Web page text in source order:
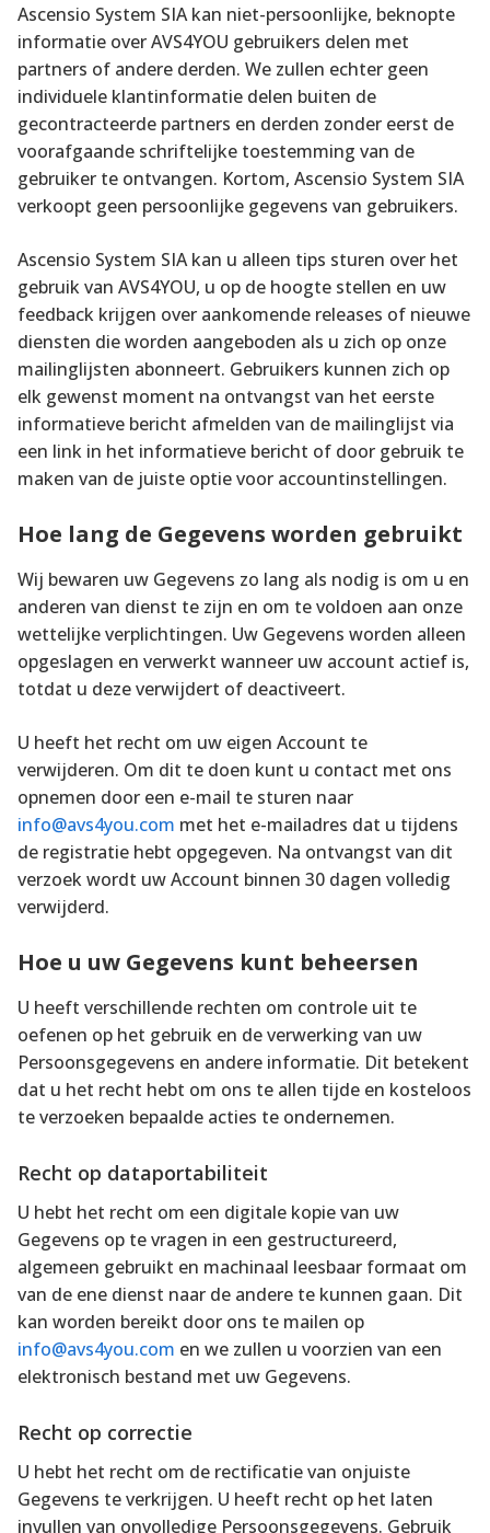
Ascensio System SIA kan niet-persoonlijke, beknopte
informatie over AVS4YOU gebruikers delen met
partners of andere derden. We zullen echter geen
individuele klantinformatie delen buiten de
gecontracteerde partners en derden zonder eerst de
voorafgaande schriftelijke toestemming van de
gebruiker te ontvangen. Kortom, Ascensio System SIA
verkoopt geen persoonlijke gegevens van gebruikers.
Ascensio System SIA kan u alleen tips sturen over het
gebruik van AVS4YOU, u op de hoogte stellen en uw
feedback krijgen over aankomende releases of nieuwe
diensten die worden aangeboden als u zich op onze
mailinglijsten abonneert. Gebruikers kunnen zich op
elk gewenst moment na ontvangst van het eerste
informatieve bericht afmelden van de mailinglijst via
een link in het informatieve bericht of door gebruik te
maken van de juiste optie voor accountinstellingen.
Hoe lang de Gegevens worden gebruikt
Wij bewaren uw Gegevens zo lang als nodig is om u en
anderen van dienst te zijn en om te voldoen aan onze
wettelijke verplichtingen. Uw Gegevens worden alleen
opgeslagen en verwerkt wanneer uw account actief is,
totdat u deze verwijdert of deactiveert.
U heeft het recht om uw eigen Account te
verwijderen. Om dit te doen kunt u contact met ons
opnemen door een e-mail te sturen naar
info@avs4you.com met het e-mailadres dat u tijdens
de registratie hebt opgegeven. Na ontvangst van dit
verzoek wordt uw Account binnen 30 dagen volledig
verwijderd.
Hoe u uw Gegevens kunt beheersen
U heeft verschillende rechten om controle uit te
oefenen op het gebruik en de verwerking van uw
Persoonsgegevens en andere informatie. Dit betekent
dat u het recht hebt om ons te allen tijde en kosteloos
te verzoeken bepaalde acties te ondernemen.
Recht op dataportabiliteit
U hebt het recht om een digitale kopie van uw
Gegevens op te vragen in een gestructureerd,
algemeen gebruikt en machinaal leesbaar formaat om
van de ene dienst naar de andere te kunnen gaan. Dit
kan worden bereikt door ons te mailen op
info@avs4you.com en we zullen u voorzien van een
elektronisch bestand met uw Gegevens.
Recht op correctie
U hebt het recht om de rectificatie van onjuiste
Gegevens te verkrijgen. U heeft recht op het laten
invullen van onvolledige Persoonsgegevens. Gebruik